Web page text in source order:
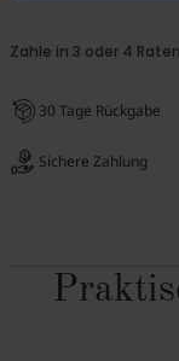
30 Tage Rückgabe
Sichere Zahlung